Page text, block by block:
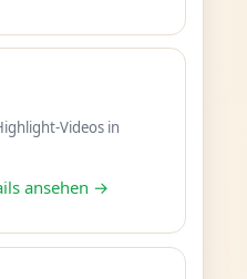
Videos in
ansehen →